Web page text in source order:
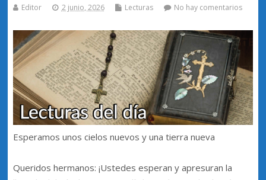
Editor 2 junio, 2026 Lecturas No hay comentarios
Esperamos unos cielos nuevos y una tierra nueva
Queridos hermanos: ¡Ustedes esperan y apresuran la